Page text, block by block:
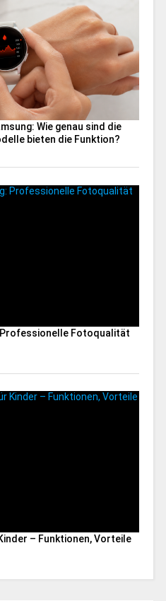
Wie genau sind die
bieten die Funktion?
Professionelle Fotoqualität
– Funktionen, Vorteile